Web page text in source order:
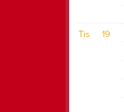
19
Tis